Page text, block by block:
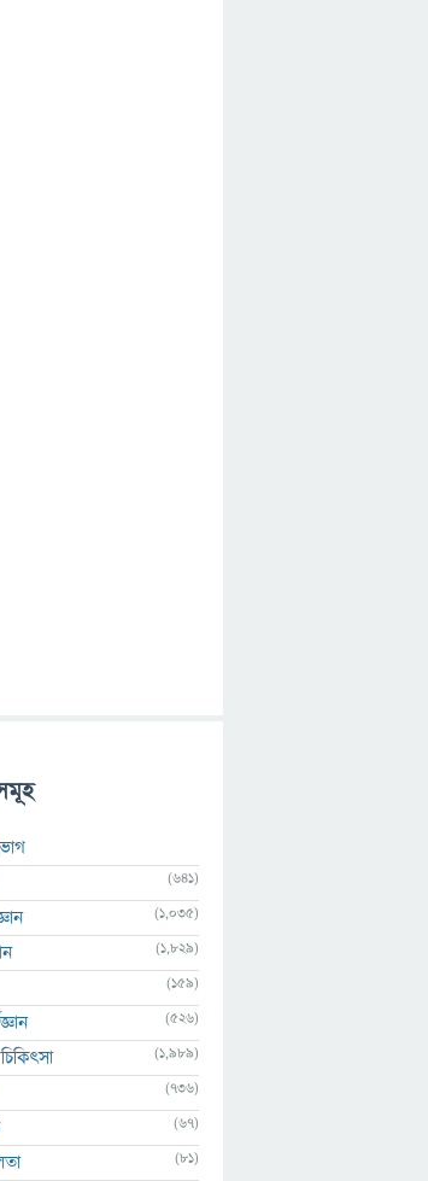
(641)
(1,035)
(1,829)
(159)
(526)
(1,989)
(736)
(67)
(81)